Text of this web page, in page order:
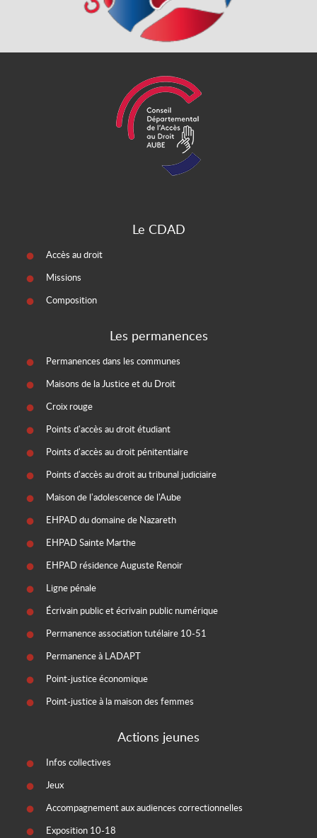
Le CDAD
Accès au droit
Missions
Composition
Les permanences
Permanences dans les communes
Maisons de la Justice et du Droit
Croix rouge
Points d'accès au droit étudiant
Points d'accès au droit pénitentiaire
Points d'accès au droit au tribunal judiciaire
Maison de l'adolescence de l'Aube
EHPAD du domaine de Nazareth
EHPAD Sainte Marthe
EHPAD résidence Auguste Renoir
Ligne pénale
Écrivain public et écrivain public numérique
Permanence association tutélaire 10-51
Permanence à LADAPT
Point-justice économique
Point-justice à la maison des femmes
Actions jeunes
Infos collectives
Jeux
Accompagnement aux audiences correctionnelles
Exposition 10-18